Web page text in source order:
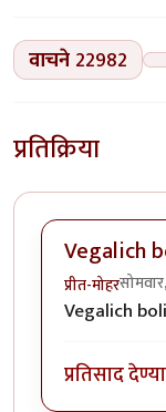
वाचने 22982
प्रतिक्रिया
Vegalich
प्रीत-मोहर
Vegalich
प्रतिसाद